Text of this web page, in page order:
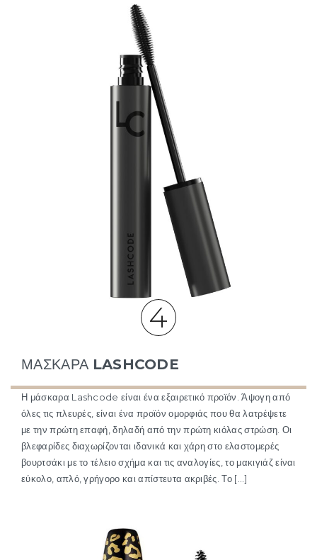
4
ΜΆΣΚΑΡΑ LASHCODE
Η μάσκαρα Lashcode είναι ένα εξαιρετικό προϊόν. Άψογη από
όλες τις πλευρές, είναι ένα προϊόν ομορφιάς που θα λατρέψετε
με την πρώτη επαφή, δηλαδή από την πρώτη κιόλας στρώση. Οι
βλεφαρίδες διαχωρίζονται ιδανικά και χάρη στο ελαστομερές
βουρτσάκι με το τέλειο σχήμα και τις αναλογίες, το μακιγιάζ είναι
εύκολο, απλό, γρήγορο και απίστευτα ακριβές. Το […]